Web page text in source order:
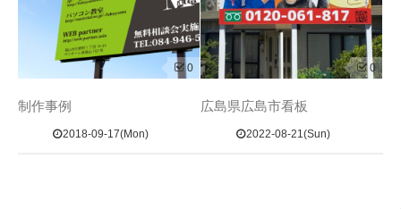
0
制作事例
2018-09-17(Mon)
0
広島県広島市看板
2022-08-21(Sun)